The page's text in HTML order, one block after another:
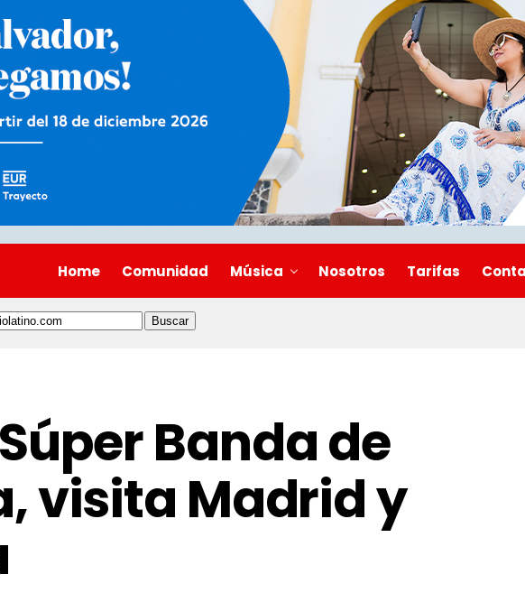
Home Comunidad Música Nosotros Tarifas
Banda de
visita Madrid y